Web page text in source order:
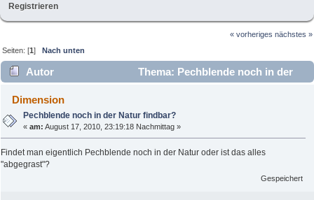
Registrieren
« vorheriges nächstes »
Seiten: [1]Nach unten
Autor
Thema: Pechblende noch in der
Natur findbar? (Gelesen 10595 mal)
Dimension
Pechblende noch in der Natur findbar?
«am: August 17, 2010, 23:19:18 Nachmittag »
Findet man eigentlich Pechblende noch in der Natur oder ist das alles
"abgegrast"?
Gespeichert